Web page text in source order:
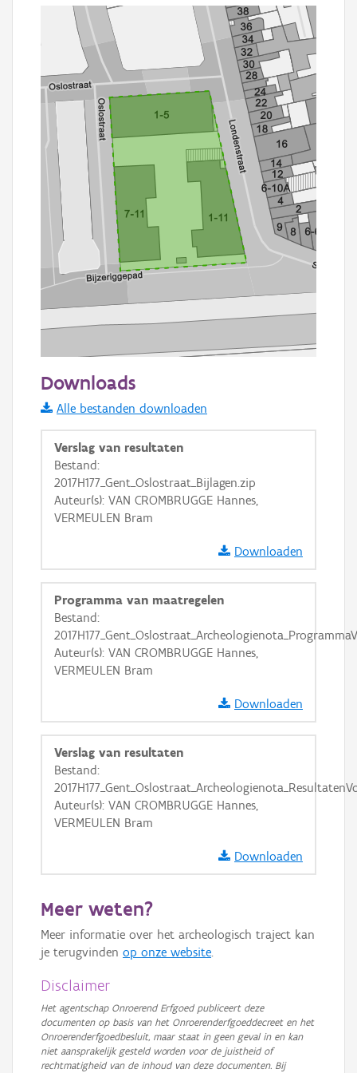
Informatie Vlaanderen
i
+ −
Basis Lagen
OSM-Basiskaart
Ortho
Downloads
Alle bestanden downloaden
Verslag van resultaten
Bestand:
2017H177_Gent_Oslostraat_Bijlagen.zip
Auteur(s): VAN CROMBRUGGE Hannes,
VERMEULEN Bram
Downloaden
Programma van maatregelen
Bestand:
Auteur(s): VAN CROMBRUGGE Hannes,
VERMEULEN Bram
Downloaden
Verslag van resultaten
Bestand:
Auteur(s): VAN CROMBRUGGE Hannes,
VERMEULEN Bram
Downloaden
Meer weten?
Meer informatie over het archeologisch traject kan
je terugvinden op onze website.
Disclaimer
Het agentschap Onroerend Erfgoed publiceert deze
documenten op basis van het Onroerenderfgoeddecreet en het
Onroerenderfgoedbesluit, maar staat in geen geval in en kan
niet aansprakelijk gesteld worden voor de juistheid of
rechtmatigheid van de inhoud van deze documenten. Bij